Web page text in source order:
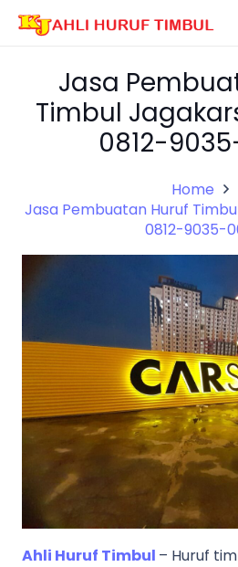
Jasa
Timbul
0812-
Home
Jasa Pembuatan Huruf
0812-9035-
Ahli Huruf Timbul – Huruf